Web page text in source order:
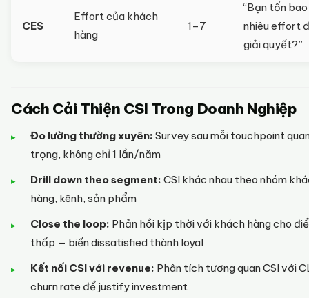
CES
Effort của khách
hàng
1–7
“Bạn tốn bao
nhiêu effort
giải quyết?”
Cách Cải Thiện CSI Trong Doanh Nghiệp
Đo lường thường xuyên: Survey sau mỗi touchpoint
trọng, không chỉ 1 lần/năm
Drill down theo segment: CSI khác nhau theo nhóm
hàng, kênh, sản phẩm
Close the loop: Phản hồi kịp thời với khách hàng cho
thấp — biến dissatisfied thành loyal
Kết nối CSI với revenue: Phân tích tương quan CSI với
churn rate để justify investment